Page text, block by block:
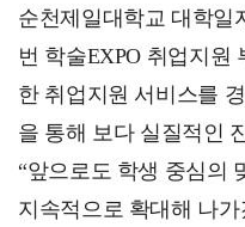
순천제일대학교 대학일
번 학술EXPO 취업지원
한 취업지원 서비스를
을 통해 보다 실질적인
“앞으로도 학생 중심의
지속적으로 확대해 나